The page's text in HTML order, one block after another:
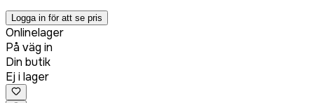
Logga in för att se pris
Onlinelager
På väg in
Din butik
Ej i lager